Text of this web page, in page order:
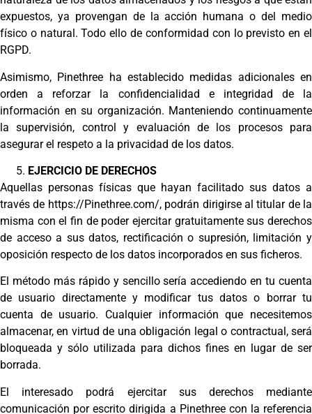
expuestos, ya provengan de la acción humana o del medio
físico o natural. Todo ello de conformidad con lo previsto en el
RGPD.
Asimismo, Pinethree ha establecido medidas adicionales en
orden a reforzar la confidencialidad e integridad de la
información en su organización. Manteniendo continuamente
la supervisión, control y evaluación de los procesos para
asegurar el respeto a la privacidad de los datos.
EJERCICIO DE DERECHOS
Aquellas personas físicas que hayan facilitado sus datos a
través de https://Pinethree.com/, podrán dirigirse al titular de la
misma con el fin de poder ejercitar gratuitamente sus derechos
de acceso a sus datos, rectificación o supresión, limitación y
oposición respecto de los datos incorporados en sus ficheros.
El método más rápido y sencillo sería accediendo en tu cuenta
de usuario directamente y modificar tus datos o borrar tu
cuenta de usuario. Cualquier información que necesitemos
almacenar, en virtud de una obligación legal o contractual, será
bloqueada y sólo utilizada para dichos fines en lugar de ser
borrada.
El interesado podrá ejercitar sus derechos mediante
comunicación por escrito dirigida a Pinethree con la referencia